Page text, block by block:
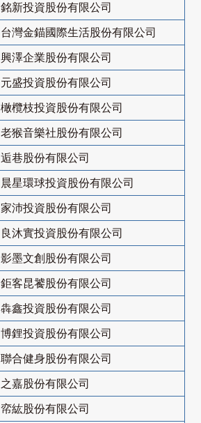
銘新投資股份有限公司
台灣金錨國際生活股份有限公司
興澤企業股份有限公司
元盛投資股份有限公司
橄欖枝投資股份有限公司
老猴音樂社股份有限公司
逅巷股份有限公司
晨星環球投資股份有限公司
家沛投資股份有限公司
良沐實投資股份有限公司
影墨文創股份有限公司
鉅客昆饕股份有限公司
犇鑫投資股份有限公司
博鋰投資股份有限公司
聯合健身股份有限公司
之嘉股份有限公司
帟紘股份有限公司